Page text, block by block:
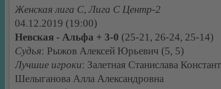
Женская лига С, Лига С Центр-2
04.12.2019 (19:00)
Невская - Альфа + 3-0 (25-21, 26-24, 25-14)
Судья: Рыжов Алексей Юрьевич (5, 5)
Лучшие игроки: Залетная Станислава
Шелыганова Алла Александровна